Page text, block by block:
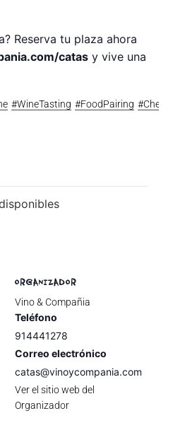
Reserva tu plaza ahora
catas y vive una
#WineTasting #FoodPairing
ORGANIZADOR
Vino & Compañia
Teléfono
914441278
Correo electrónico
catas@vinoycompania.com
Ver el sitio web del
Organizador